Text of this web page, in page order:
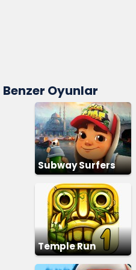
Benzer Oyunlar
Subway Surfers
Temple Run